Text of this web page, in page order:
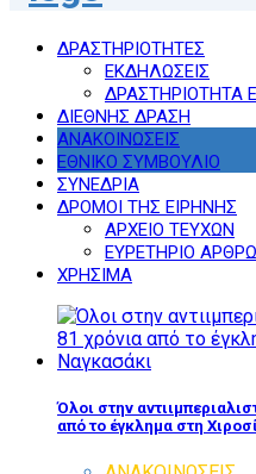
ΔΡΑΣΤΗΡΙΟΤΗΤΕΣ
ΕΚΔΗΛΩΣΕΙΣ
ΔΡΑΣΤΗΡΙΟΤΗΤΑ
ΔΙΕΘΝΗΣ ΔΡΑΣΗ
ΑΝΑΚΟΙΝΩΣΕΙΣ
ΕΘΝΙΚΟ ΣΥΜΒΟΥΛΙΟ
ΣΥΝΕΔΡΙΑ
ΔΡΟΜΟΙ ΤΗΣ ΕΙΡΗΝΗΣ
ΑΡΧΕΙΟ ΤΕΥΧΩΝ
ΕΥΡΕΤΗΡΙΟ
ΧΡΗΣΙΜΑ
Όλοι στην
από το έγκλημα στη